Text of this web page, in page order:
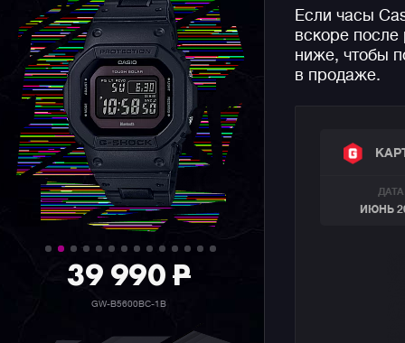
39 990P
GW-B5600BC-1B
Если часы
вскоре
ниже, чтобы
в продаже.
ДАТА
ИЮНЬ